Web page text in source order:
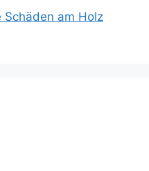
Schäden am Holz